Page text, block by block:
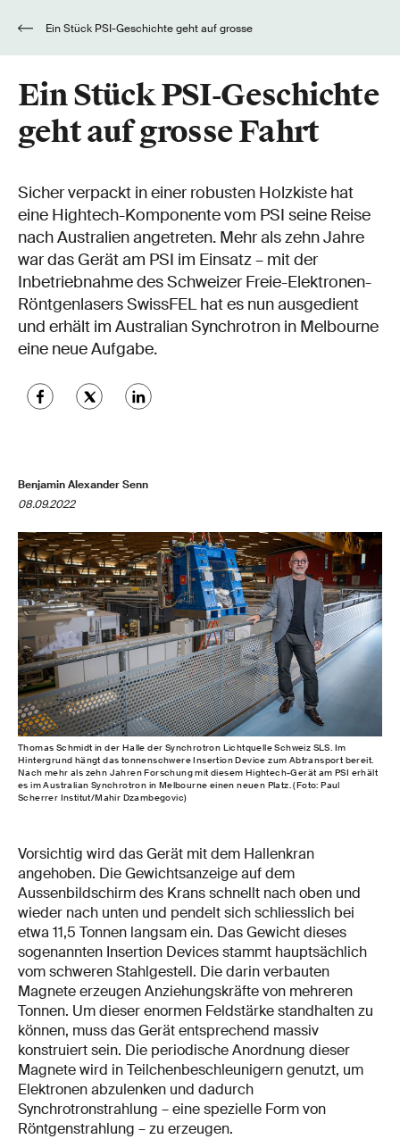
Ein Stück PSI-Geschichte
geht auf grosse Fahrt
Sicher verpackt in einer robusten Holzkiste hat
eine Hightech-Komponente vom PSI seine Reise
nach Australien angetreten. Mehr als zehn Jahre
war das Gerät am PSI im Einsatz – mit der
Inbetriebnahme des Schweizer Freie-Elektronen-
Röntgenlasers SwissFEL hat es nun ausgedient
und erhält im Australian Synchrotron in Melbourne
eine neue Aufgabe.
Benjamin Alexander Senn
08.09.2022
Thomas Schmidt in der Halle der Synchrotron Lichtquelle Schweiz SLS. Im
Hintergrund hängt das tonnenschwere Insertion Device zum Abtransport bereit.
Nach mehr als zehn Jahren Forschung mit diesem Hightech-Gerät am PSI erhält
es im Australian Synchrotron in Melbourne einen neuen Platz. (Foto: Paul
Scherrer Institut/Mahir Dzambegovic)
Vorsichtig wird das Gerät mit dem Hallenkran
angehoben. Die Gewichtsanzeige auf dem
Aussenbildschirm des Krans schnellt nach oben und
wieder nach unten und pendelt sich schliesslich bei
etwa 11,5 Tonnen langsam ein. Das Gewicht dieses
sogenannten Insertion Devices stammt hauptsächlich
vom schweren Stahlgestell. Die darin verbauten
Magnete erzeugen Anziehungskräfte von mehreren
Tonnen. Um dieser enormen Feldstärke standhalten zu
können, muss das Gerät entsprechend massiv
konstruiert sein. Die periodische Anordnung dieser
Magnete wird in Teilchenbeschleunigern genutzt, um
Elektronen abzulenken und dadurch
Synchrotronstrahlung – eine spezielle Form von
Röntgenstrahlung – zu erzeugen.